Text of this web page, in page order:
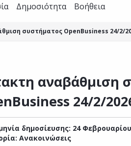
Δημοσιότητα Βοήθεια
συστήματος OpenBusiness 24/2/
αναβάθμιση
24/2/
δημοσίευσης: 24
Ανακοινώσεις